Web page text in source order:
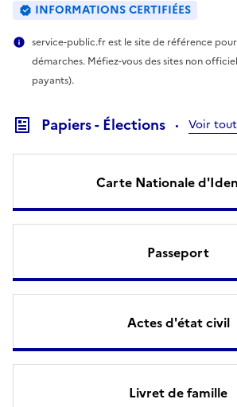
INFORMATIONS CERTIFIÉES
service-public.fr est le site de référence
démarches. Méfiez-vous des sites non
payants).
Papiers - Élections Voir tout
Carte Nationale
Passeport
Actes d'état civil
Livret de famille